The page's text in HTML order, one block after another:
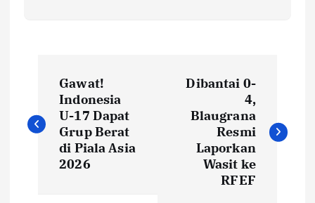
a
v
Gawat!
Indonesia
U-17 Dapat
Grup Berat
di Piala Asia
2026
Dibantai 0-
4,
Blaugrana
Resmi
Laporkan
Wasit ke
RFEF